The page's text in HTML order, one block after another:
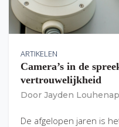
ARTIKELEN
Camera’s in de
vertrouwelijkheid
Door Jayden
De afgelopen jaren is